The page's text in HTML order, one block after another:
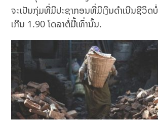
ຈະເປັນກຸ່ມທີ່ມີປະຊາກອນທີ່ມີເງິນດຳເນີນຊີວິດບໍ່
ເກີນ 1.90 ໂດລາຕໍ່ມື້ເທົ່ານັ້ນ.